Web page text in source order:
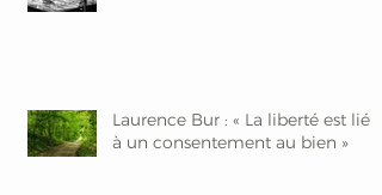
Laurence Bur : « La liberté est liée
à un consentement au bien »